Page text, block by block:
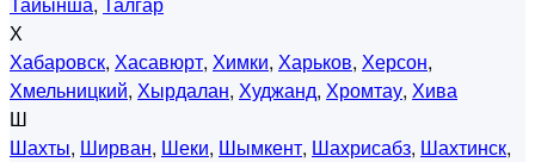
Х
Хабаровск, Хасавюрт, Химки, Харьков, Херсон,
Хмельницкий, Хырдалан, Худжанд, Хромтау, Хива
Ш
Шахты, Ширван, Шеки, Шымкент, Шахрисабз, Шахтинск,